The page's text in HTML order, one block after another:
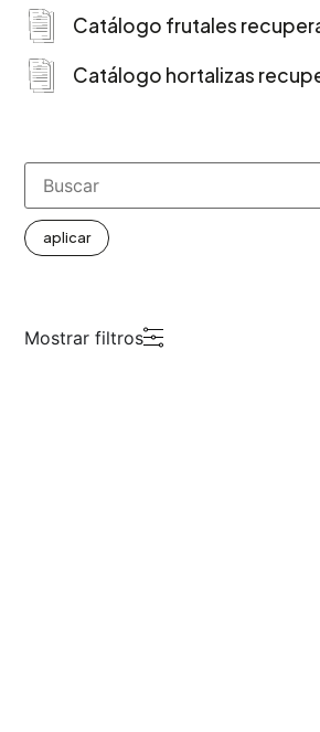
Catálogo frutales
Catálogo hortalizas
aplicar
Mostrar filtros